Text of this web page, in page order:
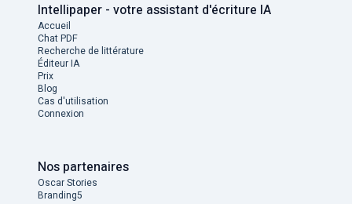
Intellipaper - votre assistant d'écriture IA
Accueil
Chat PDF
Recherche de littérature
Éditeur IA
Prix
Blog
Cas d'utilisation
Connexion
Nos partenaires
Oscar Stories
Branding5